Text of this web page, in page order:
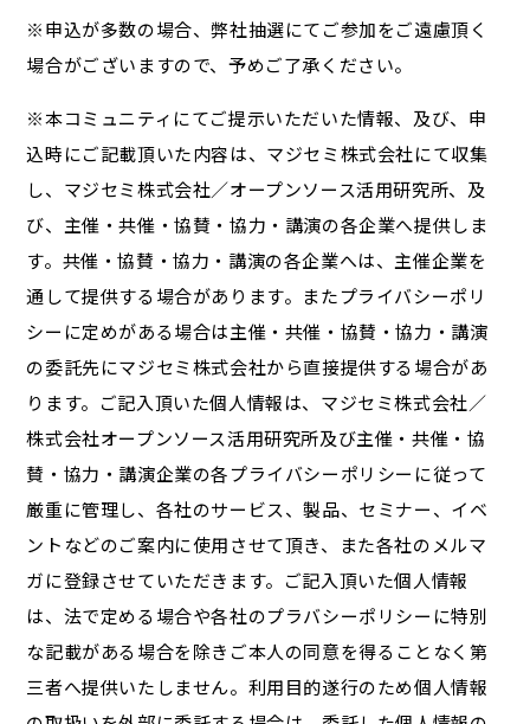
※申込が多数の場合、弊社抽選にてご参加をご遠慮頂く
場合がございますので、予めご了承ください。
※本コミュニティにてご提示いただいた情報、及び、申
込時にご記載頂いた内容は、マジセミ株式会社にて収集
し、マジセミ株式会社／オープンソース活用研究所、及
び、主催・共催・協賛・協力・講演の各企業へ提供しま
す。共催・協賛・協力・講演の各企業へは、主催企業を
通して提供する場合があります。またプライバシーポリ
シーに定めがある場合は主催・共催・協賛・協力・講演
の委託先にマジセミ株式会社から直接提供する場合があ
ります。ご記入頂いた個人情報は、マジセミ株式会社／
株式会社オープンソース活用研究所及び主催・共催・協
賛・協力・講演企業の各プライバシーポリシーに従って
厳重に管理し、各社のサービス、製品、セミナー、イベ
ントなどのご案内に使用させて頂き、また各社のメルマ
ガに登録させていただきます。ご記入頂いた個人情報
は、法で定める場合や各社のプラバシーポリシーに特別
な記載がある場合を除きご本人の同意を得ることなく第
三者へ提供いたしません。利用目的遂行のため個人情報